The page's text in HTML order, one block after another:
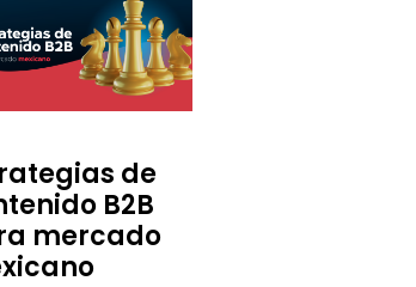
de
B2B
mercado